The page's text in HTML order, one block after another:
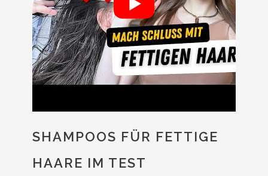
SHAMPOOS FÜR FETTIGE
HAARE IM TEST